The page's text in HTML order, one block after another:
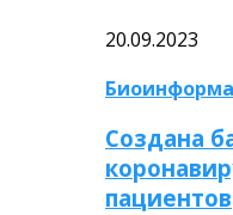
20.09.2023
Создана
пациентов